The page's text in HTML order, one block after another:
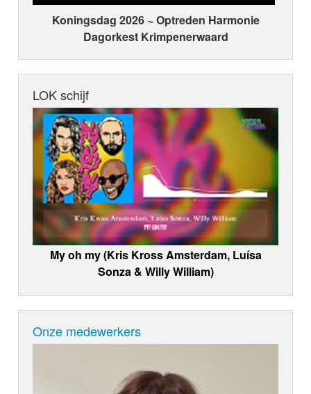
Koningsdag 2026 ~ Optreden Harmonie
Dagorkest Krimpenerwaard
LOK schijf
My oh my (Kris Kross Amsterdam, Luísa
Sonza & Willy William)
Onze medewerkers